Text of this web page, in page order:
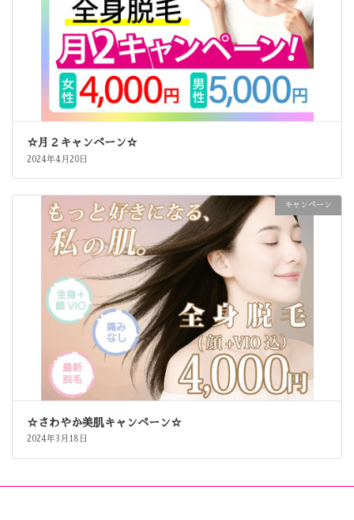
☆月２キャンペーン☆
2024年4月20日
キャンペーン
☆さわやか美肌キャンペーン☆
2024年3月18日